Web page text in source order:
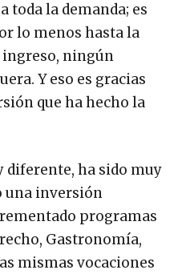
toda la demanda; es
lo menos hasta la
ningún
Y eso es gracias
que ha hecho la
diferente, ha sido muy
una inversión
programas
Gastronomía,
mismas vocaciones